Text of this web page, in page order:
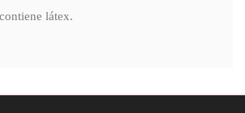
látex.